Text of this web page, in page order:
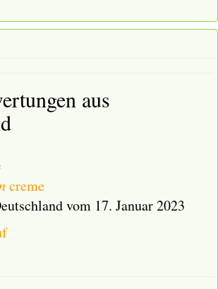
aus
creme
vom 17. Januar 2023